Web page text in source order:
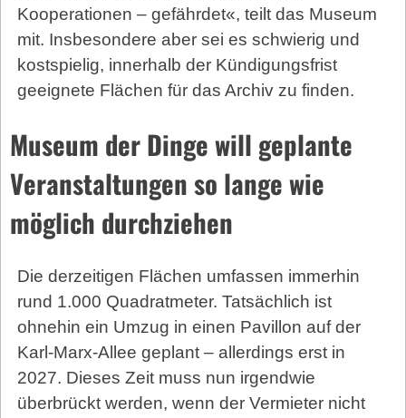
Kooperationen – gefährdet«, teilt das Museum
mit. Insbesondere aber sei es schwierig und
kostspielig, innerhalb der Kündigungsfrist
geeignete Flächen für das Archiv zu finden.
Museum der Dinge will geplante
Veranstaltungen so lange wie
möglich durchziehen
Die derzeitigen Flächen umfassen immerhin
rund 1.000 Quadratmeter. Tatsächlich ist
ohnehin ein Umzug in einen Pavillon auf der
Karl-Marx-Allee ge­plant – allerdings erst in
2027. Dieses Zeit muss nun irgendwie
überbrückt werden, wenn der Vermieter nicht